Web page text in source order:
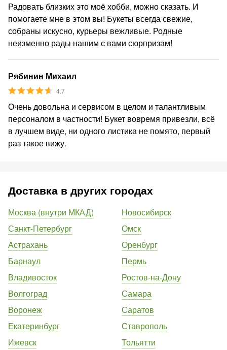
Радовать близких это моё хобби, можно сказать. И
помогаете мне в этом вы! Букеты всегда свежие,
собраны искусно, курьеры вежливые. Родные
неизменно рады нашим с вами сюрпризам!
Рябинин Михаил
4.7
Очень довольна и сервисом в целом и талантливым
персоналом в частности! Букет вовремя привезли, всё
в лучшем виде, ни одного листика не помято, первый
раз такое вижу.
Доставка в других городах
Москва (внутри МКАД)
Санкт-Петербург
Астрахань
Барнаул
Владивосток
Волгоград
Воронеж
Екатеринбург
Ижевск
Новосибирск
Омск
Оренбург
Пермь
Ростов-на-Дону
Самара
Саратов
Ставрополь
Тольятти